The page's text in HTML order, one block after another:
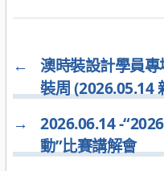
←
澳時裝設計學員
裝周 (2026.05.14
→
2026.06.14 -
動”比賽講解會